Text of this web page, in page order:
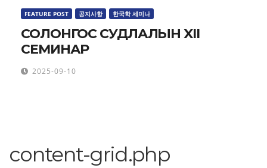
FEATURE POST 공지사항 한국학 세미나
СОЛОНГОС СУДЛАЛЫН XII
СЕМИНАР
2025-09-10
content-grid.php